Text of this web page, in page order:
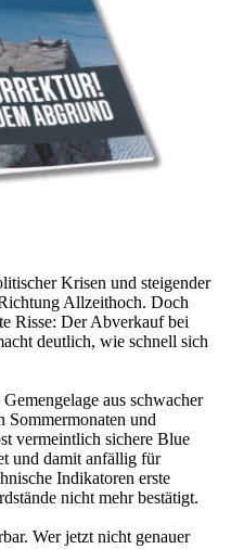
Krisen und steigender
Allzeithoch. Doch
Risse: Der Abverkauf bei
deutlich, wie schnell sich
aus schwacher
Sommermonaten und
vermeintlich sichere Blue
und damit anfällig für
Indikatoren erste
nicht mehr bestätigt.
Wer jetzt nicht genauer